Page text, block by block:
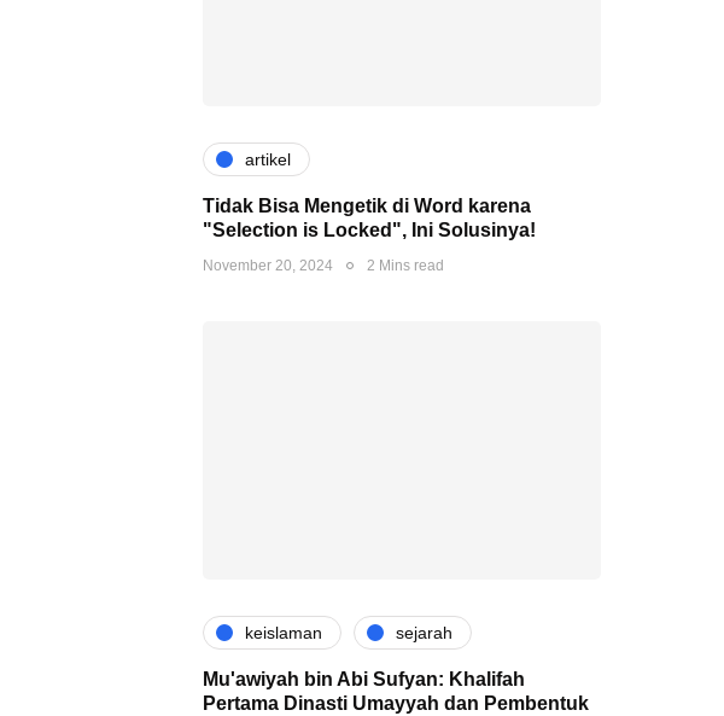
artikel
Tidak Bisa Mengetik di Word karena
"Selection is Locked", Ini Solusinya!
November 20, 2024 2 Mins read
keislaman sejarah
Mu'awiyah bin Abi Sufyan: Khalifah
Pertama Dinasti Umayyah dan Pembentuk